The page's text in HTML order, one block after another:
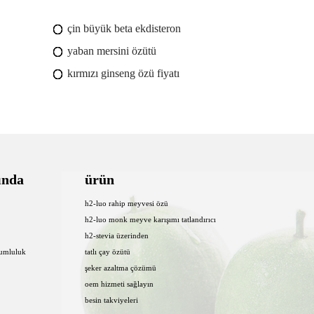
çin büyük beta ekdisteron
yaban mersini özütü
kırmızı ginseng özü fiyatı
ürün
h2-luo rahip meyvesi özü
h2-luo monk meyve karışımı tatlandırıcı
h2-stevia üzerinden
tatlı çay özütü
şeker azaltma çözümü
oem hizmeti sağlayın
besin takviyeleri